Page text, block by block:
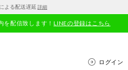
よる配送遅延 詳細
を配信致します！LINEの登録はこちら
ログイン